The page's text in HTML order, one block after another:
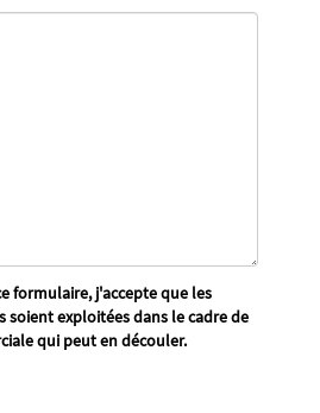
formulaire, j'accepte que les
soient exploitées dans le cadre de
qui peut en découler.